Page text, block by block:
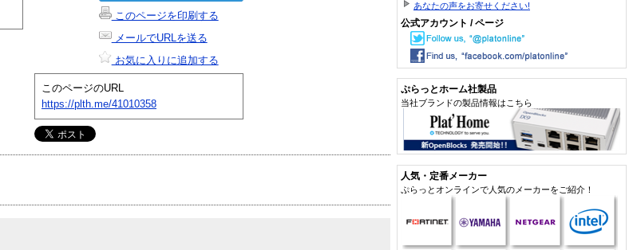
このページを印刷する
メールでURLを送る
お気に入りに追加する
このページのURL
https://plth.me/41010358
あなたの声をお寄せください!
公式アカウント / ページ
ぷらっとホーム社製品
当社ブランドの製品情報はこちら
人気・定番メーカー
ぷらっとオンラインで人気のメーカーをご紹介！